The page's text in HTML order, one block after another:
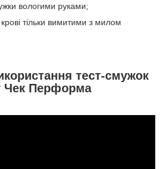
вологими руками;
тільки вимитими з милом
тест-смужок
Чек Перформа